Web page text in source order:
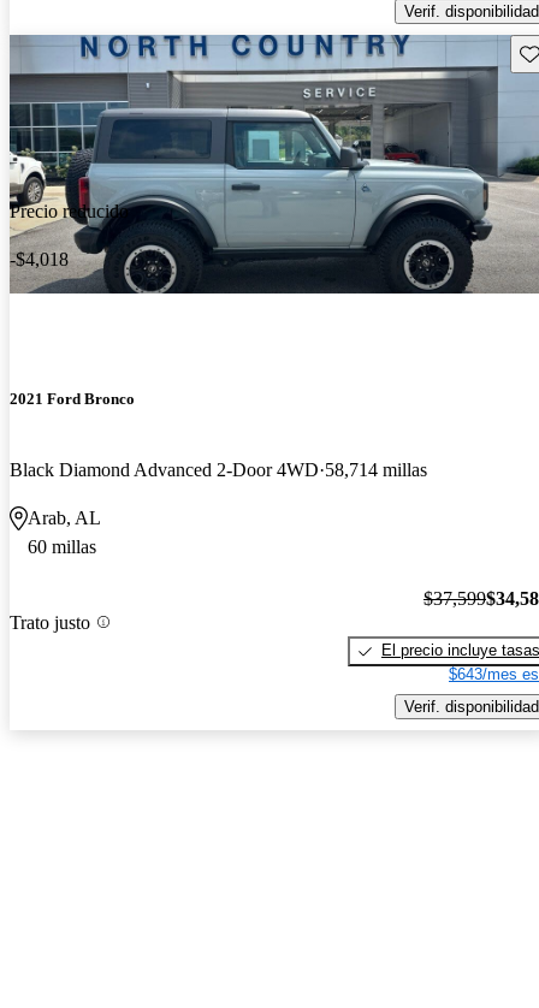
Verif. disponibilidad
Precio reducido
-$4,018
2021 Ford Bronco
Black Diamond Advanced 2-Door 4WD 58,714 millas
Arab, AL
60 millas
Trato justo
$37,599
El precio incluye tasas
$643/mes
Verif. disponibilidad